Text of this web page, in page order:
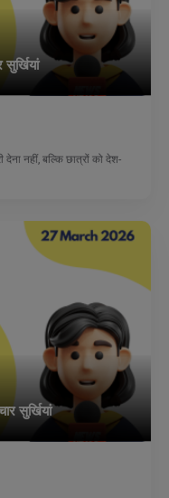
नहीं, बल्कि छात्रों को देश-
सुर्खियां